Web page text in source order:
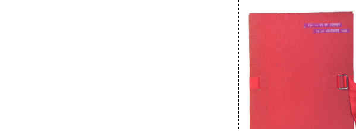
cuidados "de saúde", a
colónias portuguesas e
o capítulo «O que
portuguesas).
Arquivo Mário
Andrade